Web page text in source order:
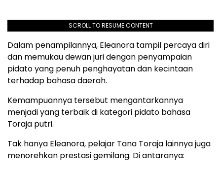
SCROLL TO RESUME CONTENT
Dalam penampilannya, Eleanora tampil percaya diri
dan memukau dewan juri dengan penyampaian
pidato yang penuh penghayatan dan kecintaan
terhadap bahasa daerah.
Kemampuannya tersebut mengantarkannya
menjadi yang terbaik di kategori pidato bahasa
Toraja putri.
Tak hanya Eleanora, pelajar Tana Toraja lainnya juga
menorehkan prestasi gemilang. Di antaranya: